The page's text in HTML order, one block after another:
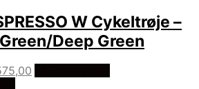
W Cykeltrøje –
Deep Green